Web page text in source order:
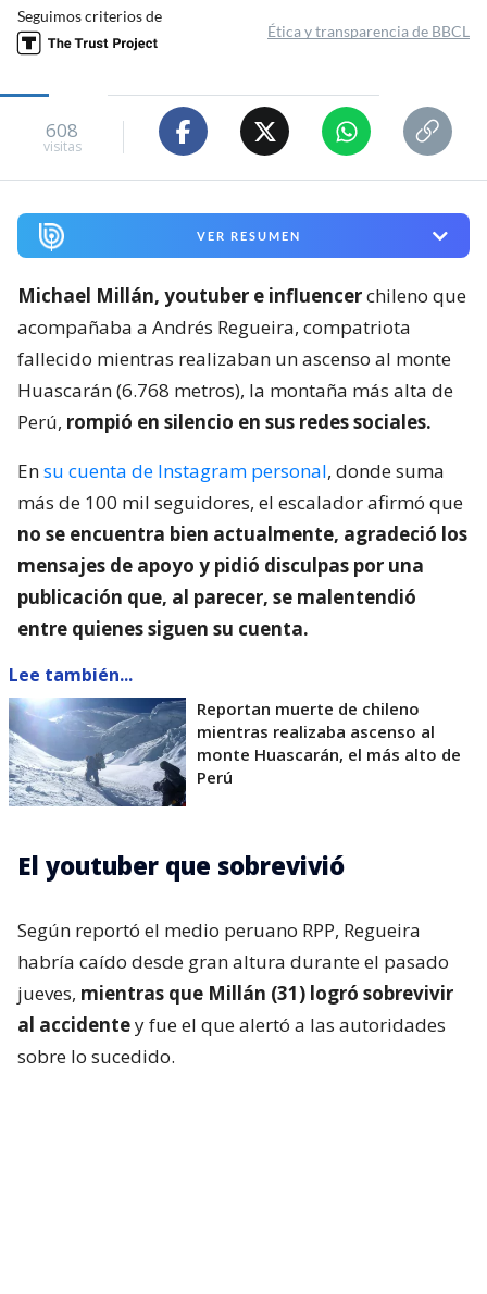
Seguimos criterios de
Ética y transparencia de BBCL
608
visitas
VER RESUMEN
Michael Millán, youtuber e influencerchileno que
acompañaba a Andrés Regueira, compatriota
fallecido mientras realizaban un ascenso al monte
Huascarán (6.768 metros), la montaña más alta de
Perú, rompió en silencio en sus redes sociales.
Ensu cuenta de Instagram personal, donde suma
más de 100 mil seguidores, el escalador afirmó que
no se encuentra bien actualmente, agradeció los
mensajes de apoyo y pidió disculpas por una
publicación que, al parecer, se malentendió
entre quienes siguen su cuenta.
Lee también...
Reportan muerte de chileno
mientras realizaba ascenso al
monte Huascarán, el más alto de
Perú
El youtuber que sobrevivió
Según reportó el medio peruano RPP, Regueira
habría caído desde gran altura durante el pasado
jueves, mientras que Millán (31) logró sobrevivir
al accidentey fue el que alertó a las autoridades
sobre lo sucedido.